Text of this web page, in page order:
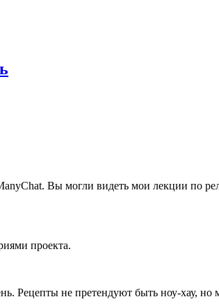
Вы могли видеть мои лекции по
проекта.
Рецепты не претендуют быть ноу-хау, но